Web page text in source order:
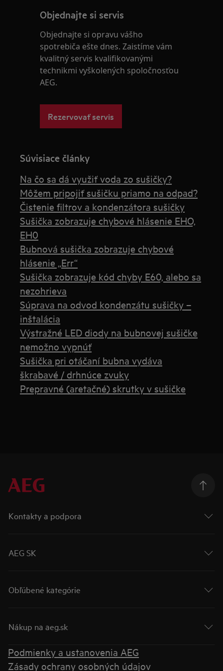
Objednajte si servis
Objednajte si opravu vášho
spotrebiča ešte dnes. Zaistíme vám
kvalitný servis kvalifikovanými
technikmi vyškolených spoločnosťou
AEG.
Rezervovať servis
Súvisiace články
Na čo sa dá využiť voda zo sušičky?
Môžem pripojiť sušičku priamo na odpad?
Čistenie filtrov a kondenzátora sušičky
Sušička zobrazuje chybové hlásenie EHO,
EH0
Bubnová sušička zobrazuje chybové
hlásenie „Err“
Sušička zobrazuje kód chyby E60, alebo sa
nezohrieva
Súprava na odvod kondenzátu sušičky –
inštalácia
Výstražné LED diody na bubnovej sušičke
nemožno vypnúť
Sušička pri otáčaní bubna vydáva
škrabavé / drhnúce zvuky
Prepravné (aretačné) skrutky v sušičke
Kontakty a podpora
AEG SK
Obľúbené kategórie
Nákup na aeg.sk
Podmienky a ustanovenia AEG
Zásady ochrany osobných údajov